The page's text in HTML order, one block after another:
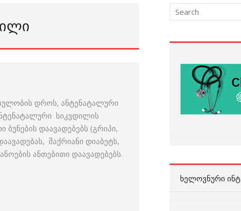
დროს, ანტენატალური
სიკვდილის
დაავადებებს (გრიპი,
შაქრიანი დიაბეტს,
ანთებითი დაავადებებს.
ᲮᲔᲚᲝᲕᲜᲣᲠᲘ